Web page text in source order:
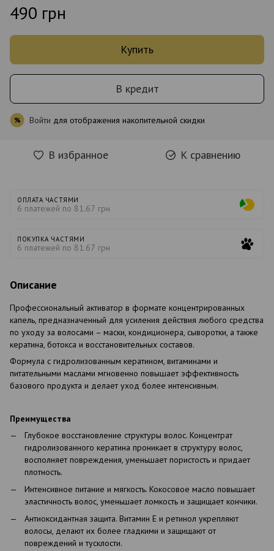
490 грн
Купить
В кредит
% Войти для отображения накопительной скидки
В избранное К сравнению
ОПЛАТА ЧАСТЯМИ
6 платежей по 81.67 грн
ПОКУПКА ЧАСТЯМИ
6 платежей по 81.67 грн
Описание
Профессиональный активатор в формате концентрированных
капель, предназначенный для усиления действия любого средства
по уходу за волосами – маски, кондиционера, сыворотки, а также
кератина, ботокса и восстановительных составов.
Формула с гидролизованным кератином, витаминами и
питательными маслами мгновенно повышает эффективность
базового продукта и делает уход более интенсивным.
Преимущества
Глубокое восстановление структуры волос. Концентрат
гидролизованного кератина проникает в структуру волос,
восполняет повреждения, уменьшает пористость и придает
плотность.
Интенсивное питание и мягкость. Кокосовое масло повышает
эластичность волос, уменьшает ломкость и защищает кончики.
Антиоксидантная защита. Витамин Е и ретинол укрепляют
волосы, делают их более гладкими и защищают от
повреждений и тусклости.